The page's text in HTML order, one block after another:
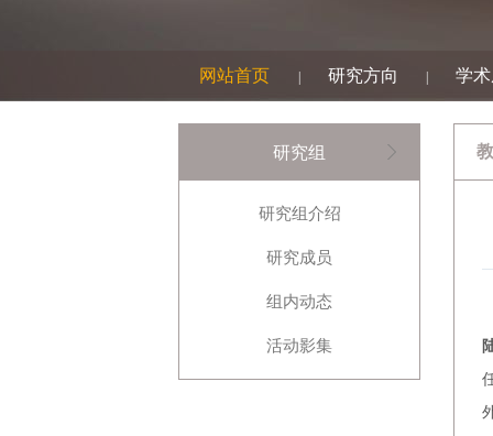
网站首页 研究方向 学
研究组
研究组介绍
研究成员
组内动态
活动影集